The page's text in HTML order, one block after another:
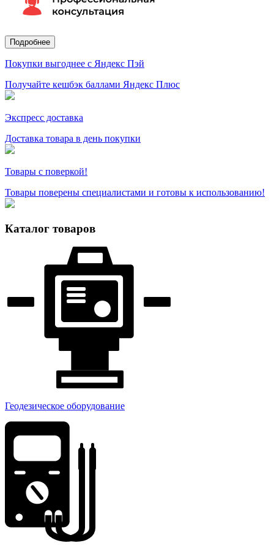
Подробнее
Покупки выгоднее с Яндекс Пэй
Получайте кешбэк баллами Яндекс Плюс
Экспресс доставка
Доставка товара в день покупки
Товары с поверкой!
Товары поверены специалистами и готовы к использованию!
Каталог товаров
Геодезическое оборудование